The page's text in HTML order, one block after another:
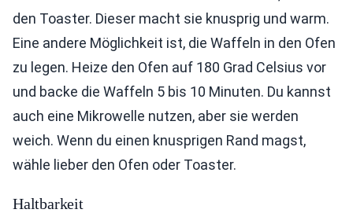
den Toaster. Dieser macht sie knusprig und warm.
Eine andere Möglichkeit ist, die Waffeln in den Ofen
zu legen. Heize den Ofen auf 180 Grad Celsius vor
und backe die Waffeln 5 bis 10 Minuten. Du kannst
auch eine Mikrowelle nutzen, aber sie werden
weich. Wenn du einen knusprigen Rand magst,
wähle lieber den Ofen oder Toaster.
Haltbarkeit